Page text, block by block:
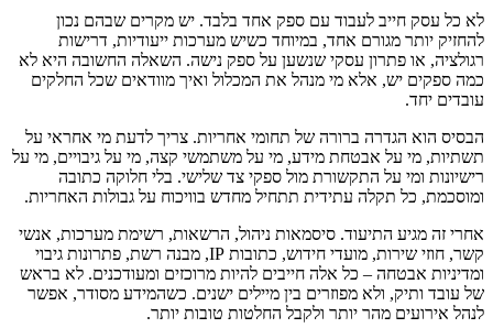
לא כל עסק חייב לעבוד עם ספק אחד בלבד. יש מקרים שבהם נכון
להחזיק יותר מגורם אחד, במיוחד כשיש מערכות ייעודיות, דרישות
רגולציה, או פתרון עסקי שנשען על ספק נישה. השאלה החשובה היא לא
כמה ספקים יש, אלא מי מנהל את המכלול ואיך מוודאים שכל החלקים
עובדים יחד.
הבסיס הוא הגדרה ברורה של תחומי אחריות. צריך לדעת מי אחראי על
תשתיות, מי על אבטחת מידע, מי על משתמשי קצה, מי על גיבויים, מי על
רישיונות ומי על התקשורת מול ספקי צד שלישי. בלי חלוקה כתובה
ומוסכמת, כל תקלה עתידית תתחיל מחדש בוויכוח על גבולות האחריות.
אחרי זה מגיע התיעוד. סיסמאות ניהול, הרשאות, רשימת מערכות, אנשי
קשר, חוזי שירות, מועדי חידוש, כתובות IP, מבנה רשת, פתרונות גיבוי
ומדיניות אבטחה – כל אלה חייבים להיות מרוכזים ומעודכנים. לא בראש
של עובד ותיק, ולא מפוזרים בין מיילים ישנים. כשהמידע מסודר, אפשר
לנהל אירועים מהר יותר ולקבל החלטות טובות יותר.